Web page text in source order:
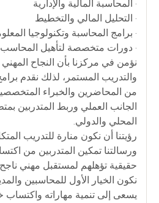
• المحاسبة المالية والإدارية
• التحليل المالي والتخطيط
• برامج المحاسبة وتكنولوجيا
• دورات متخصصة لتأهيل
نؤمن في مركزنا بأن النجاح المهني
والتدريب المستمر، لذلك نقدم
من المحاضرين والخبراء
الجانب العملي وربط المتدربين
المحلي والدولي.
رؤيتنا أن نكون منارة للتدريب
ورسالتنا تمكين المتدربين من
حقيقية تؤهلهم لمستقبل مهني
نكون الخيار الأول للمحاسبين
يسعى إلى تنمية مهاراته واكتساب